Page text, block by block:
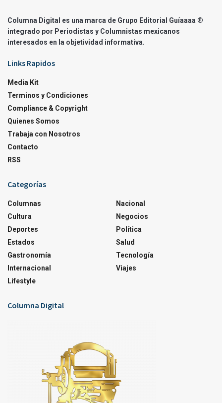
Columna Digital es una marca de Grupo Editorial Guíaaaa ®
integrado por Periodistas y Columnistas mexicanos
interesados en la objetividad informativa.
Links Rapidos
Media Kit
Terminos y Condiciones
Compliance & Copyright
Quienes Somos
Trabaja con Nosotros
Contacto
RSS
Categorías
Columnas
Cultura
Deportes
Estados
Gastronomía
Internacional
Lifestyle
Nacional
Negocios
Política
Salud
Tecnología
Viajes
Columna Digital